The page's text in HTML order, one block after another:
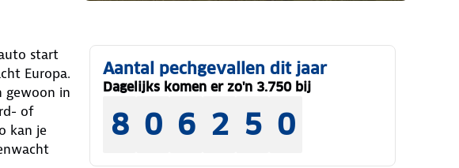
start
Europa.
gewoon in
of
kan je
Aantal pechgevallen dit jaar
Dagelijks komen er zo'n 3.750 bij
8 0 6 2 5 0